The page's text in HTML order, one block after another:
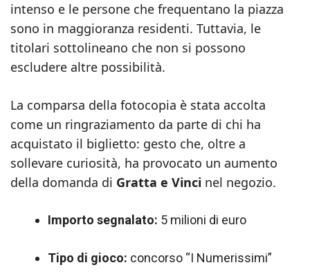
intenso e le persone che frequentano la piazza
sono in maggioranza residenti. Tuttavia, le
titolari sottolineano che non si possono
escludere altre possibilità.
La comparsa della fotocopia è stata accolta
come un ringraziamento da parte di chi ha
acquistato il biglietto: gesto che, oltre a
sollevare curiosità, ha provocato un aumento
della domanda di Gratta e Vinci nel negozio.
Importo segnalato: 5 milioni di euro
Tipo di gioco: concorso “I Numerissimi”